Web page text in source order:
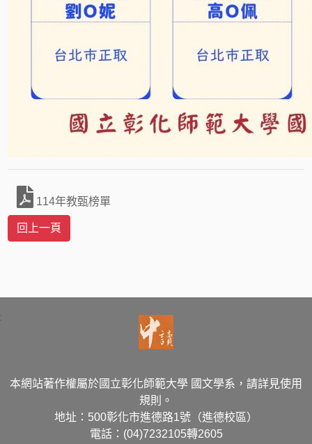
114年教甄榜單
本網站著作權屬於國立彰化師範大學 國文學系，請詳見使用
規則。
地址：500彰化市進德路1號（進德校區）
電話：(04)7232105轉2605